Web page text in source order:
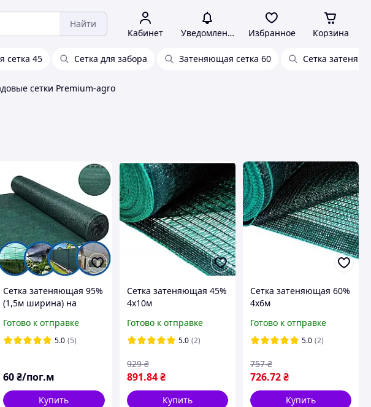
Найти
Кабинет Уведомления Избранное Корзина
сетка 45 Сетка для забора Затеняющая сетка 60 Сетка
сетки Premium-agro
Сетка затеняющая 95%
(1,5м ширина) на
для забора защита от
солнца и ветра
Готово к отправке
5.0 (5)
60₴/пог.м
Купить
Сетка затеняющая 45%
4х10м
Готово к отправке
5.0 (2)
891.84 ₴
929 ₴
Купить
Сетка затеняющая 60%
4х6м
Готово к отправке
5.0 (2)
726.72₴
757 ₴
Купить